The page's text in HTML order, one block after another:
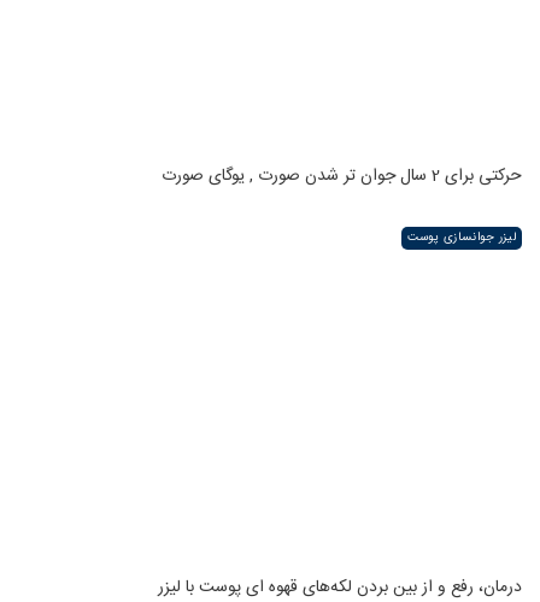
حرکتی برای 2 سال جوان تر شدن صورت , یوگای صورت
لیزر جوانسازی پوست
درمان، رفع و از بین بردن لکه‌های قهوه ای پوست با لیزر